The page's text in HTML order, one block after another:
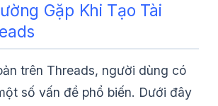
Gặp Khi Tạo Tài
trên Threads, người dùng có
số vấn đề phổ biến. Dưới đây